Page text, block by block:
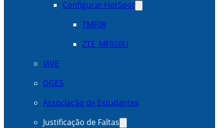
Configurar HotSpot
TMF08
ZTE_MF920U
IAVE
DGES
Associação de Estudantes
Justificação de Faltas